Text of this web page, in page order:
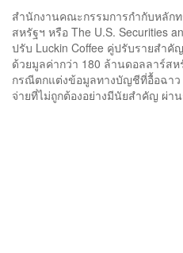
สำนักงานคณะกรรมการกำกับหลัก
สหรัฐฯ หรือ The U.S. Securities
ปรับ Luckin Coffee คู่ปรับรายสำคั
ด้วยมูลค่ากว่า 180 ล้านดอลลาร์ส
กรณีตกแต่งข้อมูลทางบัญชีที่อื้อฉาว
จ่ายที่ไม่ถูกต้องอย่างมีนัยสำคัญ ผ่า